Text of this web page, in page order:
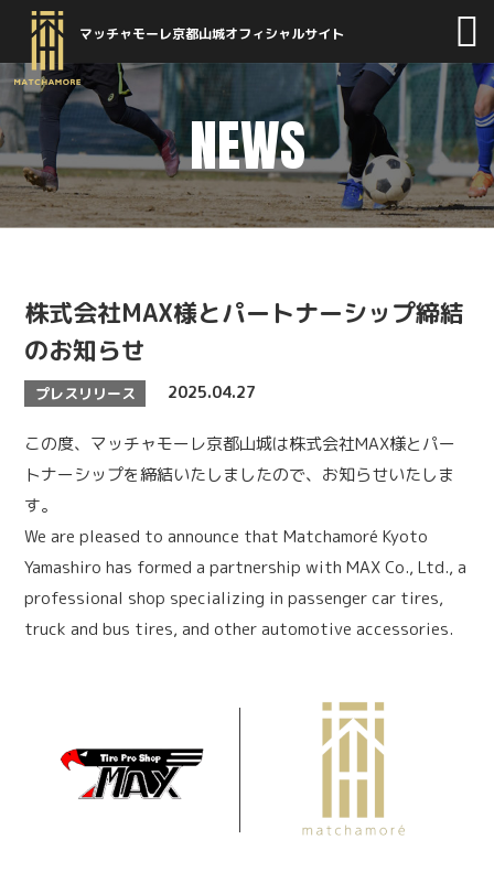
マッチャモーレ京都山城オフィシャルサイト
NEWS
株式会社MAX様とパートナーシップ締結
のお知らせ
プレスリリース 2025.04.27
この度、マッチャモーレ京都山城は株式会社MAX様とパー
トナーシップを締結いたしましたので、お知らせいたしま
す。
We are pleased to announce that Matchamoré Kyoto
Yamashiro has formed a partnership with MAX Co., Ltd., a
professional shop specializing in passenger car tires,
truck and bus tires, and other automotive accessories.